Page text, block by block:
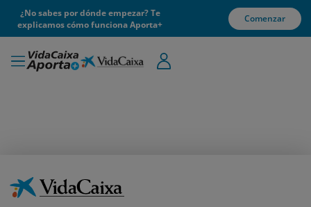
¿No sabes por dónde empezar? Te
explicamos cómo funciona Aporta+
Comenzar